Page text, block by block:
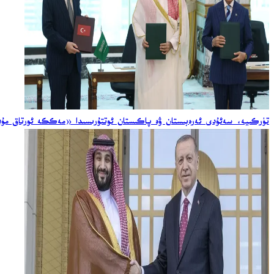
تۈركىيە، سەئۇدى ئەرەبىستان ۋە پاكىستان ئوتتۇرىسىدا «مەككە ئورتاق